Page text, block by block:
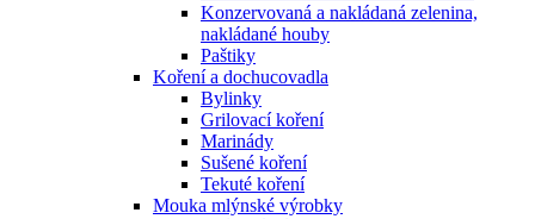
Konzervovaná a nakládaná zelenina,
nakládané houby
Paštiky
Koření a dochucovadla
Bylinky
Grilovací koření
Marinády
Sušené koření
Tekuté koření
Mouka mlýnské výrobky